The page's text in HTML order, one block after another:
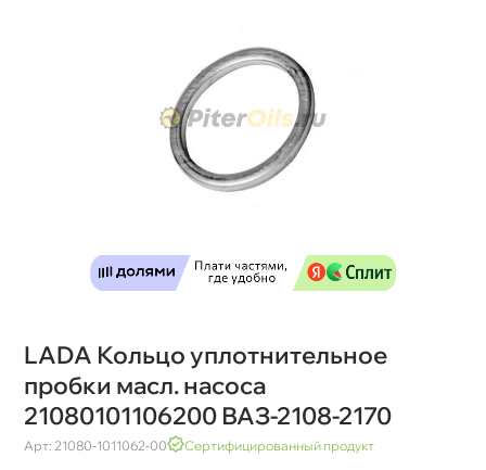
LADA Кольцо уплотнительное
пробки масл. насоса
21080101106200 ВАЗ-2108-2170
Арт: 21080-1011062-00 Сертифицированный продукт